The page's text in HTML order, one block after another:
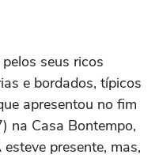
seus ricos
e bordados, típicos
apresentou no fim
na Casa Bontempo,
presente, mas,